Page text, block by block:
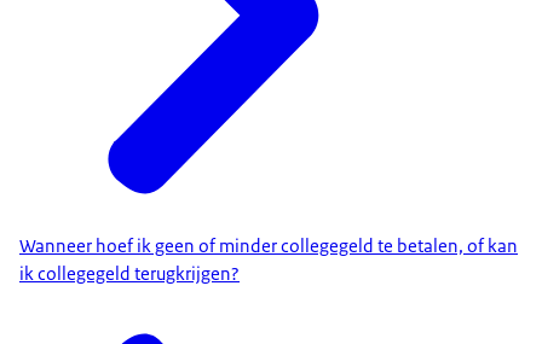
Wanneer hoef ik geen of minder collegegeld te betalen, of kan
ik collegegeld terugkrijgen?